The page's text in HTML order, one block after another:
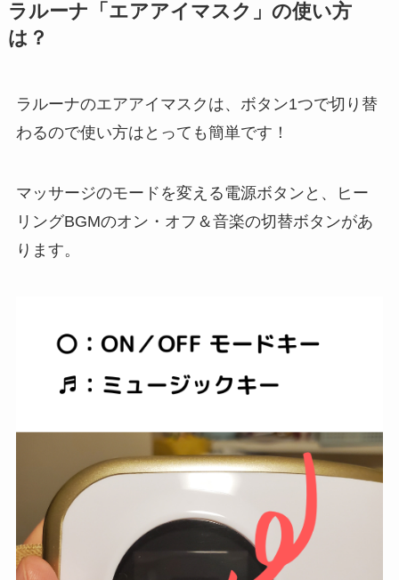
ラルーナ「エアアイマスク」の使い方
は？
ラルーナのエアアイマスクは、ボタン1つで切り替
わるので使い方はとっても簡単です！
マッサージのモードを変える電源ボタンと、ヒー
リングBGMのオン・オフ＆音楽の切替ボタンがあ
ります。